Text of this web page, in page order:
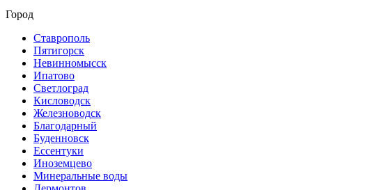
Город
Ставрополь
Пятигорск
Невинномысск
Ипатово
Светлоград
Кисловодск
Железноводск
Благодарный
Буденновск
Ессентуки
Иноземцево
Минеральные воды